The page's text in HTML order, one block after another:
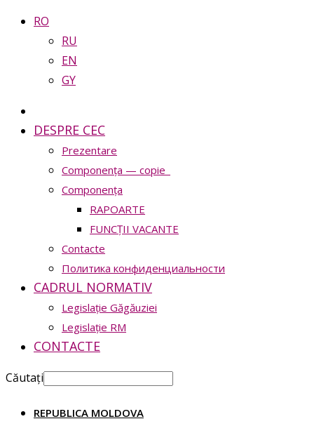
RO
RU
EN
GY
DESPRE CEC
Prezentare
Сomponența — copie_
Сomponența
RAPOARTE
FUNCȚII VACANTE
Contacte
Политика конфиденциальности
CADRUL NORMATIV
Legislație Găgăuziei
Legislație RM
CONTACTE
Căutați
REPUBLICA MOLDOVA